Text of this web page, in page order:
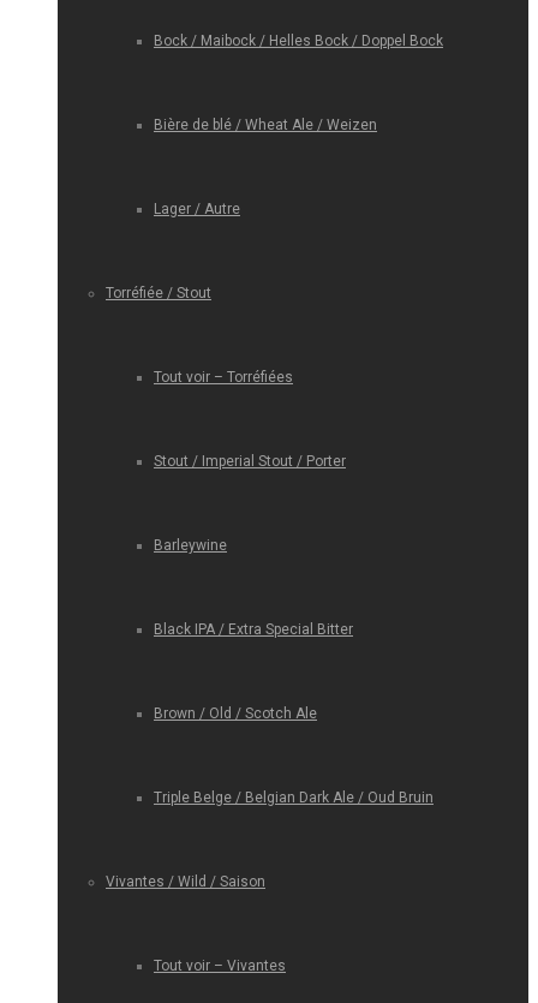
Bock / Maibock / Helles Bock / Doppel Bock
Bière de blé / Wheat Ale / Weizen
Lager / Autre
Torréfiée / Stout
Tout voir – Torréfiées
Stout / Imperial Stout / Porter
Barleywine
Black IPA / Extra Special Bitter
Brown / Old / Scotch Ale
Triple Belge / Belgian Dark Ale / Oud Bruin
Vivantes / Wild / Saison
Tout voir – Vivantes